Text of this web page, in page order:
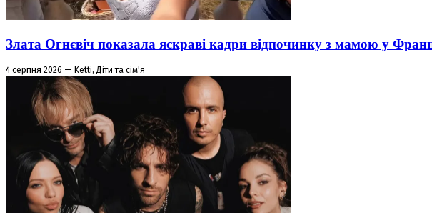
Злата Огнєвіч показала яскраві кадри відпочинку з мамою у
4 серпня 2026 — Ketti, Діти та сім'я